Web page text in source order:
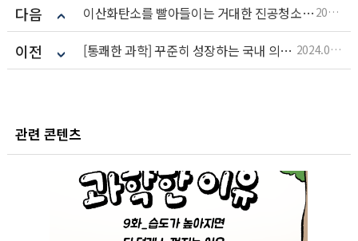
다음 이산화탄소를 빨아들이는 거대한 진공청소기? 세계 최대 CO2 포집 시설 ‘매머드’ 본격 가동 2024.06.21
이전 [통쾌한 과학] 꾸준히 성장하는 국내 의약품 산업! 2024.06.10
관련 콘텐츠